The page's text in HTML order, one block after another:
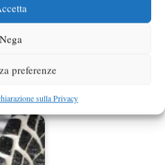
Nega
preferenze
sulla Privacy
sapere